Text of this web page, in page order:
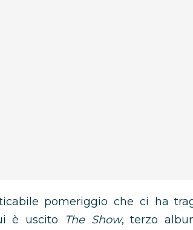
pomeriggio che ci ha
è uscito
The Show, terzo